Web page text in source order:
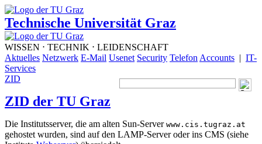
Technische Universität Graz
WISSEN ⋅ TECHNIK ⋅ LEIDENSCHAFT
Aktuelles Netzwerk E-Mail Usenet Security Telefon Accounts | IT-
Services
ZID
ZID der TU Graz
Die Institutsserver, die am alten Sun-Server www.cis.tugraz.at
gehostet wurden, sind auf den LAMP-Server oder ins CMS (siehe